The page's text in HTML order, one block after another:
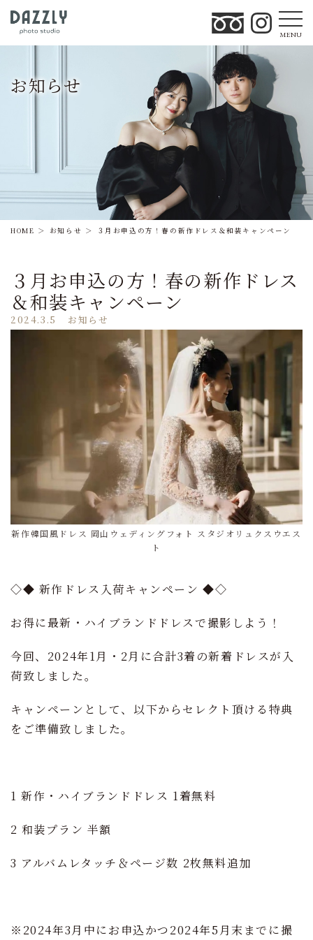
MENU
お知らせ
HOME お知らせ ３月お申込の方！春の新作ドレス＆和装キャンペーン
３月お申込の方！春の新作ドレス
＆和装キャンペーン
2024.3.5 お知らせ
新作韓国風ドレス 岡山ウェディングフォト スタジオリュクスウエス
ト
◇◆ 新作ドレス入荷キャンペーン ◆◇
お得に最新・ハイブランドドレスで撮影しよう！
今回、2024年1月・2月に合計3着の新着ドレスが入
荷致しました。
キャンペーンとして、以下からセレクト頂ける特典
をご準備致しました。
1 新作・ハイブランドドレス 1着無料
2 和装プラン 半額
3 アルバムレタッチ＆ページ数 2枚無料追加
※2024年3月中にお申込かつ2024年5月末までに撮